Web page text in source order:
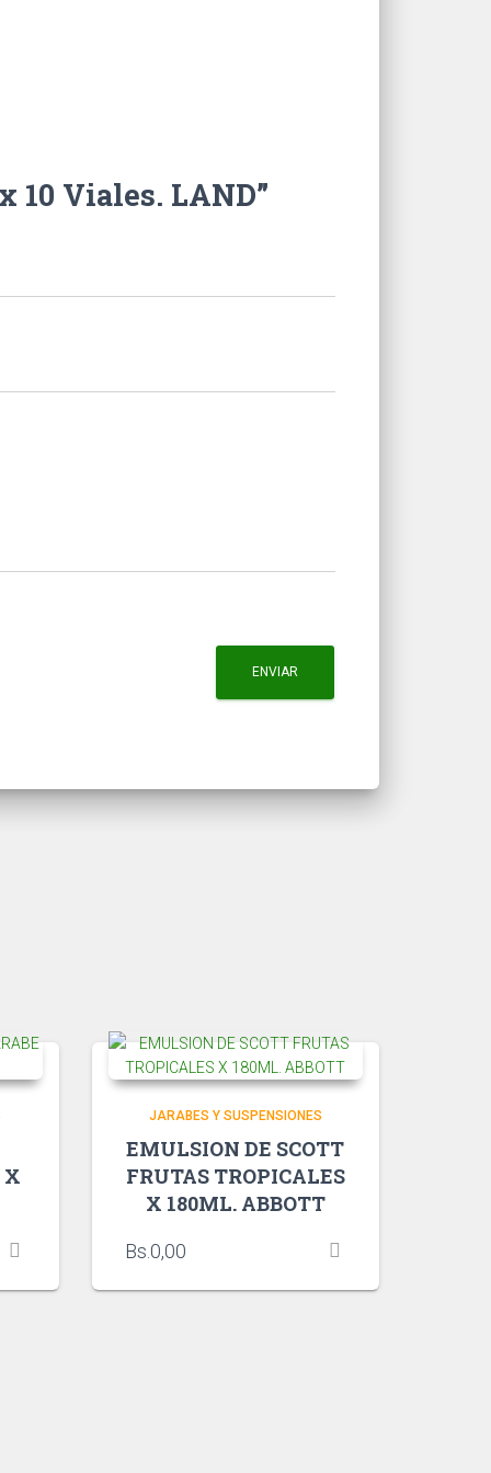
10 Viales. LAND”
X
JARABES Y SUSPENSIONES
EMULSION DE SCOTT
FRUTAS TROPICALES
X 180ML. ABBOTT
Bs.0,00